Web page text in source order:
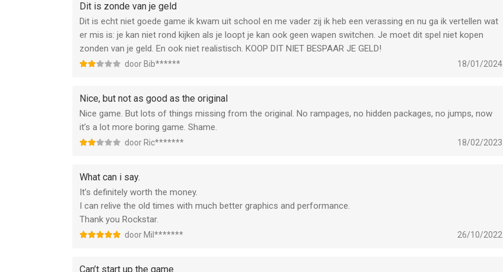
Dit is zonde van je geld
Dit is echt niet goede game ik kwam uit school en me vader zij ik heb een verassing en nu ga ik vertellen wat
er mis is: je kan niet rond kijken als je loopt je kan ook geen wapen switchen. Je moet dit spel niet kopen
zonden van je geld. En ook niet realistisch. KOOP DIT NIET BESPAAR JE GELD!
door Bib****** 18/01/2024
Nice, but not as good as the original
Nice game. But lots of things missing from the original. No rampages, no hidden packages, no jumps, now
it’s a lot more boring game. Shame.
door Ric******* 18/02/2023
What can i say.
It’s definitely worth the money.
I can relive the old times with much better graphics and performance.
Thank you Rockstar.
door Mil******* 26/10/2022
Can’t start up the game